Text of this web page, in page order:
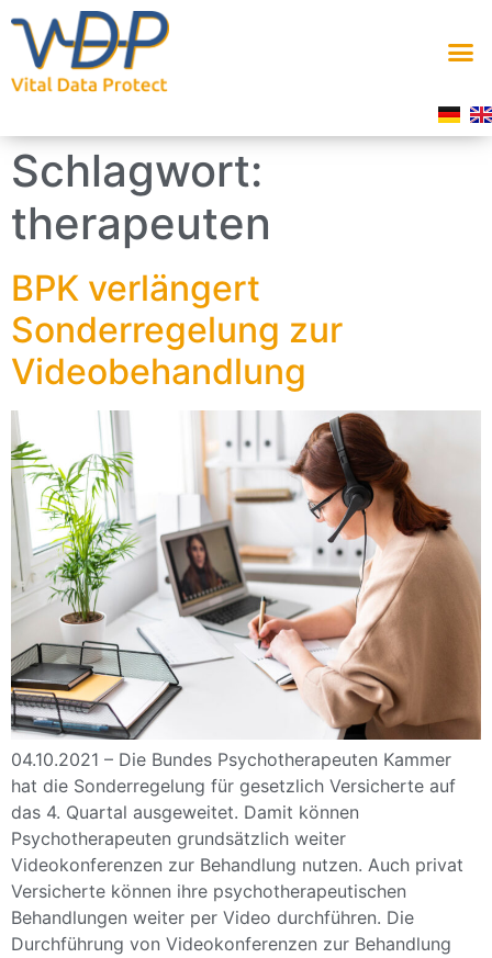
Schlagwort:
therapeuten
BPK verlängert
Sonderregelung zur
Videobehandlung
04.10.2021 – Die Bundes Psychotherapeuten Kammer
hat die Sonderregelung für gesetzlich Versicherte auf
das 4. Quartal ausgeweitet. Damit können
Psychotherapeuten grundsätzlich weiter
Videokonferenzen zur Behandlung nutzen. Auch privat
Versicherte können ihre psychotherapeutischen
Behandlungen weiter per Video durchführen. Die
Durchführung von Videokonferenzen zur Behandlung